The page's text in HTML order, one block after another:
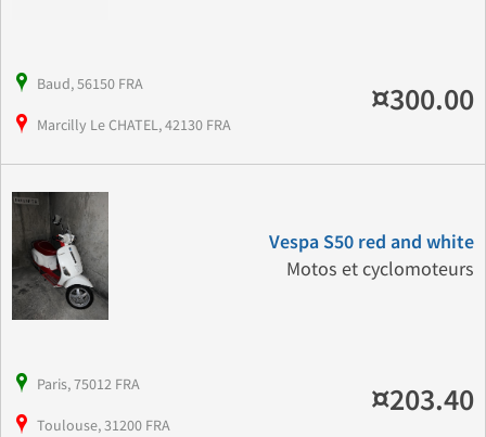
Baud, 56150 FRA
Marcilly Le CHATEL, 42130 FRA
¤300.00
Vespa S50 red and white
Motos et cyclomoteurs
Paris, 75012 FRA
Toulouse, 31200 FRA
¤203.40